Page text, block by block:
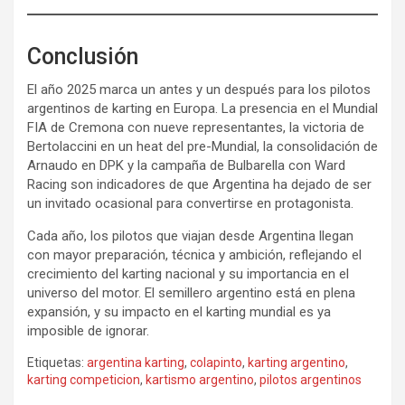
Conclusión
El año 2025 marca un antes y un después para los pilotos
argentinos de karting en Europa. La presencia en el Mundial
FIA de Cremona con nueve representantes, la victoria de
Bertolaccini en un heat del pre-Mundial, la consolidación de
Arnaudo en DPK y la campaña de Bulbarella con Ward
Racing son indicadores de que Argentina ha dejado de ser
un invitado ocasional para convertirse en protagonista.
Cada año, los pilotos que viajan desde Argentina llegan
con mayor preparación, técnica y ambición, reflejando el
crecimiento del karting nacional y su importancia en el
universo del motor. El semillero argentino está en plena
expansión, y su impacto en el karting mundial es ya
imposible de ignorar.
Etiquetas: argentina karting, colapinto, karting argentino,
karting competicion, kartismo argentino, pilotos argentinos